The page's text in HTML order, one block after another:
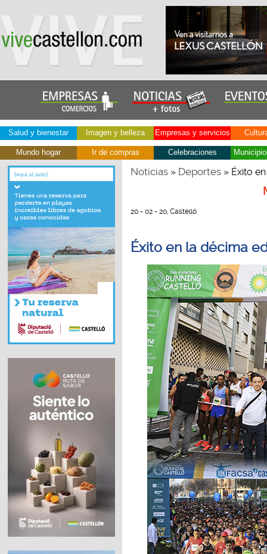
Salud y bienestar Imagen y belleza Empresas y servicios
Mundo hogar Ir de compras Celebraciones
Noticias» Deportes» Éxito
20 - 02 - 20, Castelló
Éxito en la décima